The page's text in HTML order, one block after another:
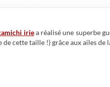
iriea réalisé une superbe
de cette taille !) grâce aux ailes